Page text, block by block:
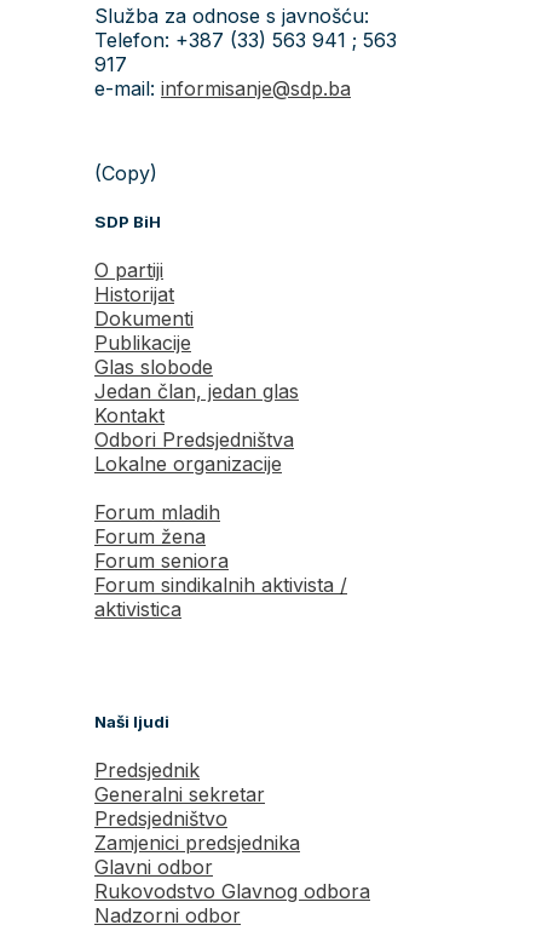
Služba za odnose s javnošću:
Telefon: +387 (33) 563 941 ; 563
917
e-mail: informisanje@sdp.ba
(Copy)
SDP BiH
O partiji
Historijat
Dokumenti
Publikacije
Glas slobode
Jedan član, jedan glas
Kontakt
Odbori Predsjedništva
Lokalne organizacije
Forum mladih
Forum žena
Forum seniora
Forum sindikalnih aktivista /
aktivistica
Naši ljudi
Predsjednik
Generalni sekretar
Predsjedništvo
Zamjenici predsjednika
Glavni odbor
Rukovodstvo Glavnog odbora
Nadzorni odbor